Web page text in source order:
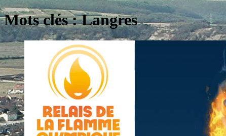
Mots clés : Langres